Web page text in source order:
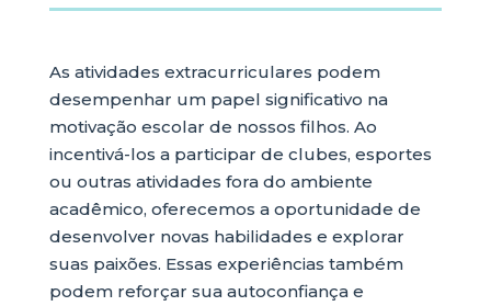
As atividades extracurriculares podem
desempenhar um papel significativo na
motivação escolar de nossos filhos. Ao
incentivá-los a participar de clubes, esportes
ou outras atividades fora do ambiente
acadêmico, oferecemos a oportunidade de
desenvolver novas habilidades e explorar
suas paixões. Essas experiências também
podem reforçar sua autoconfiança e